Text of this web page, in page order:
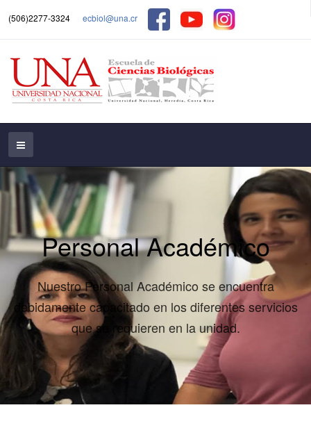
(506)2277-3324 ecbiol@una.cr
Personal Académico
Nuestro Personal Académico se encuentra
debidamente capacitado en los diferentes servicios
que se requieren en la unidad.